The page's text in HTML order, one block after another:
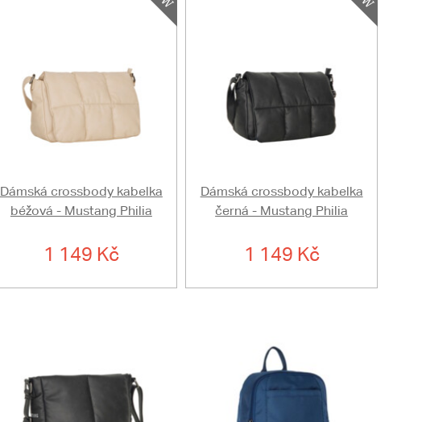
Dámská crossbody kabelka
béžová - Mustang Philia
1 149 Kč
Dámská crossbody kabelka
černá - Mustang Philia
1 149 Kč